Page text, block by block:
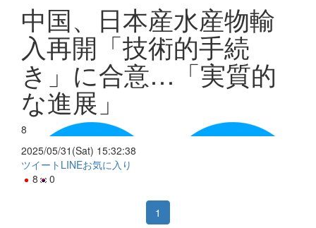
中国、日本産水産物輸
入再開「技術的手続
き」に合意…「実質的
な進展」
8
2025/05/31(Sat) 15:32:38
ツイート LINEお気に入り
8
0
1